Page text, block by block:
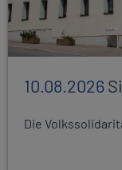
10.08.2026
Die